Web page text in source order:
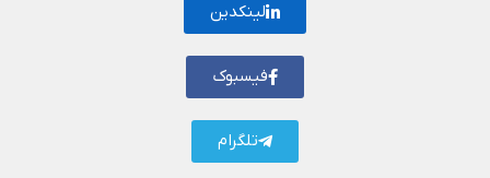
لینکدین
فیسبوک
تلگرام